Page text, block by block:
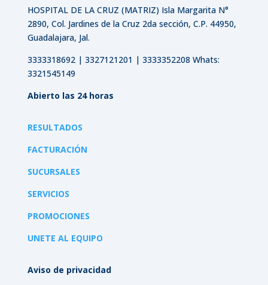
HOSPITAL DE LA CRUZ (MATRIZ) Isla Margarita N°
2890, Col. Jardines de la Cruz 2da sección, C.P. 44950,
Guadalajara, Jal.
3333318692 | 3327121201 | 3333352208 Whats:
3321545149
Abierto las 24 horas
RESULTADOS
FACTURACIÓN
SUCURSALES
SERVICIOS
PROMOCIONES
UNETE AL EQUIPO
Aviso de privacidad